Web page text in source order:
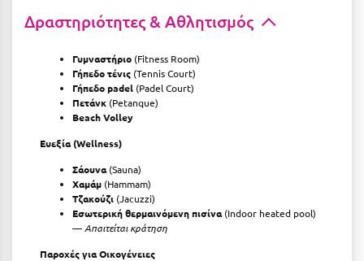
Δραστηριότητες & Αθλητισμός
Γυμναστήριο (Fitness Room)
Γήπεδο τένις (Tennis Court)
Γήπεδο padel (Padel Court)
Πετάνκ (Petanque)
Beach Volley
Ευεξία (Wellness)
Σάουνα (Sauna)
Χαμάμ (Hammam)
Τζακούζι (Jacuzzi)
Εσωτερική θερμαινόμενη πισίνα (Indoor heated pool)
— Απαιτείται κράτηση
Παροχές για Οικογένειες